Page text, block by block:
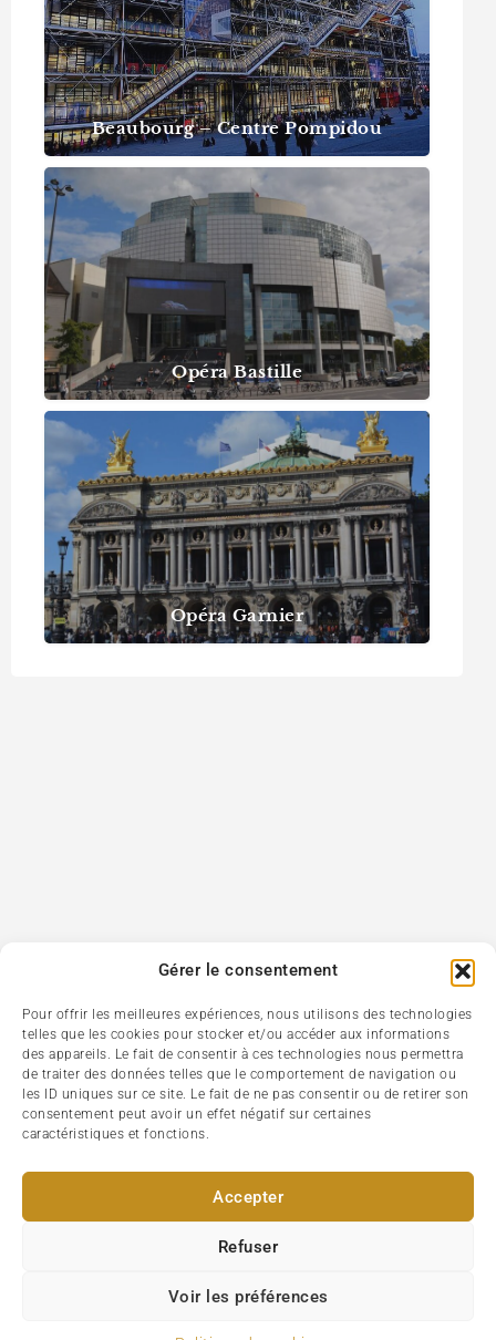
Gérer le consentement
Pour offrir les meilleures expériences, nous utilisons des technologies
telles que les cookies pour stocker et/ou accéder aux informations
des appareils. Le fait de consentir à ces technologies nous permettra
de traiter des données telles que le comportement de navigation ou
les ID uniques sur ce site. Le fait de ne pas consentir ou de retirer son
consentement peut avoir un effet négatif sur certaines
caractéristiques et fonctions.
Accepter
Refuser
Voir les préférences
Beaubourg – Centre Pompidou
Opéra Bastille
Opéra Garnier